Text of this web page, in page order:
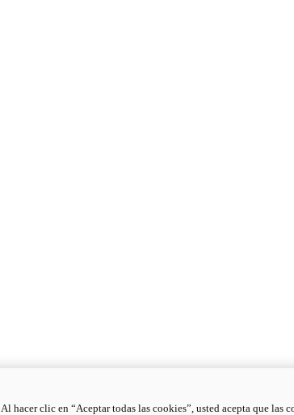
Al hacer clic en “Aceptar todas las cookies”, usted acepta que las